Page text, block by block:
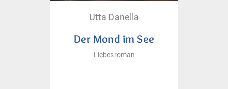
Utta Danella
Der Mond im See
Liebesroman